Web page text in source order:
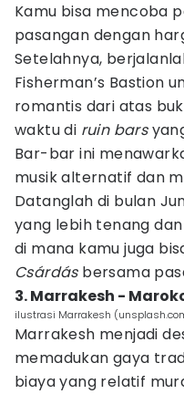
Kamu bisa mencoba
pasangan dengan
Setelahnya,
Fisherman’s Bastion
romantis dari atas
waktu di ruin bars
Bar-bar ini
musik alternatif dan
Datanglah di bulan
yang lebih tenang
di mana kamu juga
Csárdásbersama
3. Marrakesh -
ilustrasi Marrakesh
Marrakesh menjadi
memadukan gaya
biaya yang relatif